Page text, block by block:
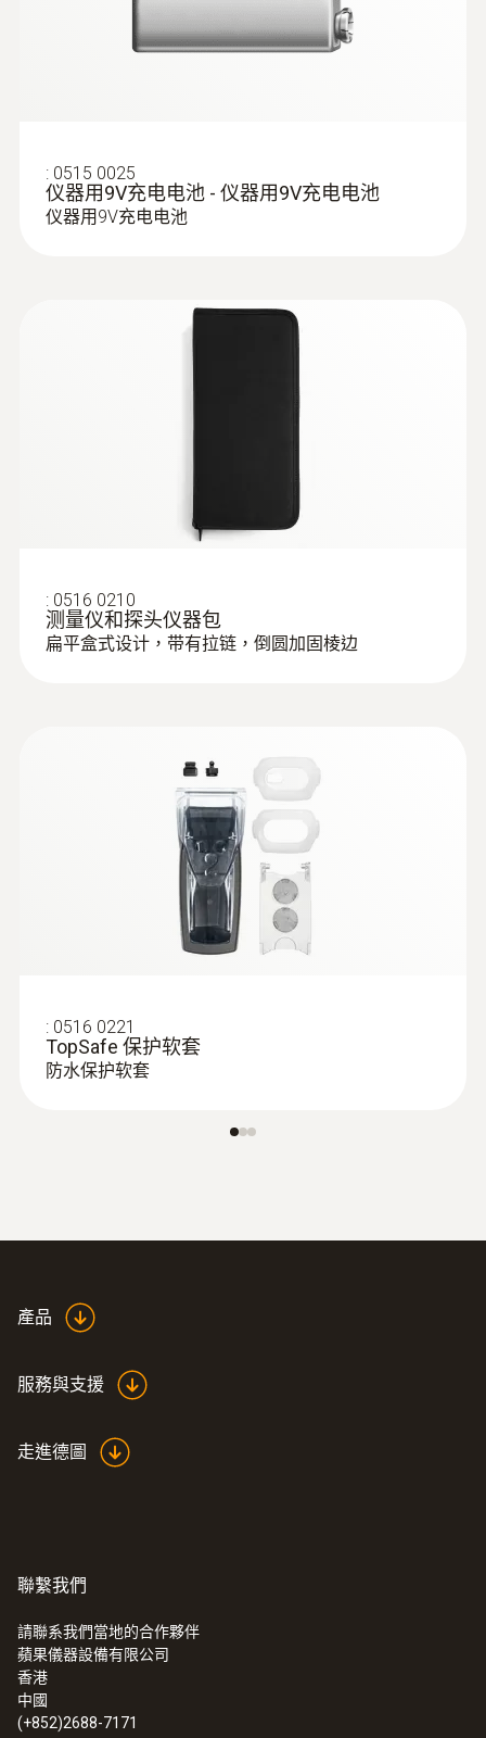
:0563 0425
testo 425 - 數位熱線風速計，可連接
:0560 4053
testo 405-V1 - 迷你热线风速仪
:0563 0400 71
testo 400 - 空調通風系統測量套裝1（含
三功能熱線風速探頭）
: 0515 0025
仪器用9V充电电池 - 仪器用9V充电电池
仪器用9V充电电池
: 0516 0210
测量仪和探头仪器包
扁平盒式设计，带有拉链，倒圆加固棱边
: 0516 0221
TopSafe 保护软套
防水保护软套
產品
服務與支援
走進德圖
聯繫我們
請聯系我們當地的合作夥伴
蘋果儀器設備有限公司
香港
中國
(+852)2688-7171